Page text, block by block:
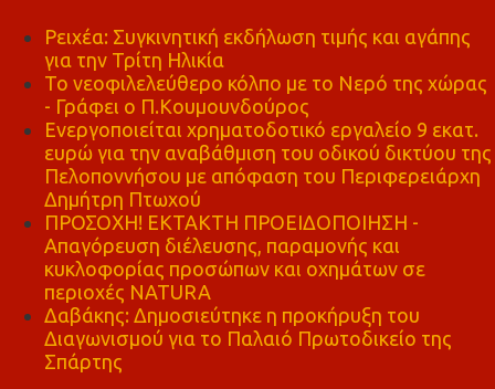
Ρειχέα: Συγκινητική εκδήλωση τιμής και αγάπης
για την Τρίτη Ηλικία
Το νεοφιλελεύθερο κόλπο με το Νερό της χώρας
- Γράφει ο Π.Κουμουνδούρος
Ενεργοποιείται χρηματοδοτικό εργαλείο 9 εκατ.
ευρώ για την αναβάθμιση του οδικού δικτύου της
Πελοποννήσου με απόφαση του Περιφερειάρχη
Δημήτρη Πτωχού
ΠΡΟΣΟΧΗ! ΕΚΤΑΚΤΗ ΠΡΟΕΙΔΟΠΟΙΗΣΗ -
Απαγόρευση διέλευσης, παραμονής και
κυκλοφορίας προσώπων και οχημάτων σε
περιοχές NATURA
Δαβάκης: Δημοσιεύτηκε η προκήρυξη του
Διαγωνισμού για το Παλαιό Πρωτοδικείο της
Σπάρτης